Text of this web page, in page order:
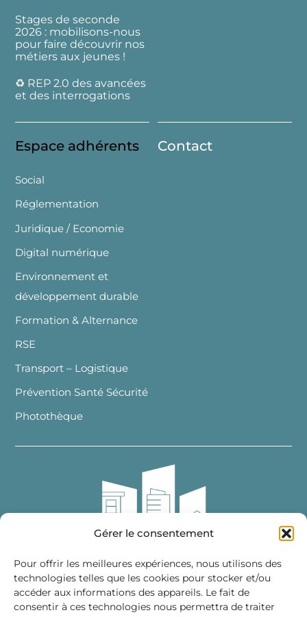
Gérer le consentement
Pour offrir les meilleures expériences, nous utilisons des
technologies telles que les cookies pour stocker et/ou
accéder aux informations des appareils. Le fait de
consentir à ces technologies nous permettra de traiter
Stages de seconde
2026 : mobilisons-nous
pour faire découvrir nos
métiers aux jeunes !
♻️ REP 2.0 des avancées
et des interrogations
Espace adhérents
Social
Réglementation
Juridique / Economie
Digital numérique
Environnement et
développement durable
Formation & Alternance
RSE
Transport – Logistique
Prévention Santé Sécurité
Photothèque
Contact
Fédération des Distributeurs
de Matériaux de Construction